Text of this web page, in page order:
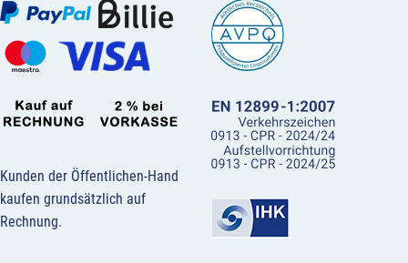
Kunden der Öffentlichen-Hand
kaufen grundsätzlich auf
Rechnung.